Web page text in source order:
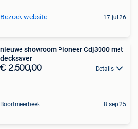
Bezoek website 17 jul 26
nieuwe showroom Pioneer Cdj3000 met
decksaver
€ 2.500,00 Details
Boortmeerbeek 8 sep 25